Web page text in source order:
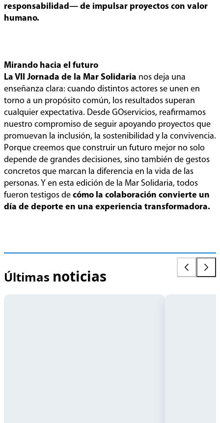
responsabilidad— de impulsar proyectos con valor
humano.
Mirando hacia el futuro
La VII Jornada de la Mar Solidaria nos deja una
enseñanza clara: cuando distintos actores se unen en
torno a un propósito común, los resultados superan
cualquier expectativa. Desde GOservicios, reafirmamos
nuestro compromiso de seguir apoyando proyectos que
promuevan la inclusión, la sostenibilidad y la convivencia.
Porque creemos que construir un futuro mejor no solo
depende de grandes decisiones, sino también de gestos
concretos que marcan la diferencia en la vida de las
personas. Y en esta edición de la Mar Solidaria, todos
fueron testigos de cómo la colaboración convierte un
día de deporte en una experiencia transformadora.
Últimas noticias
datos
antes
que
08-
05
el
sector
hídrico
2026-
07-